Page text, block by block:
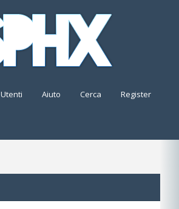
Utenti Aiuto Cerca Register